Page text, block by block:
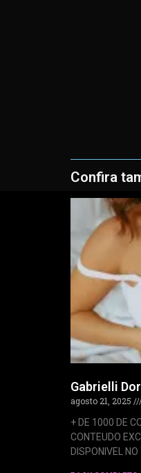
Confira
Gabrielli
agosto 21, 2025
+ DE 1000 DE
CONTEUDO
DISPONIVEL